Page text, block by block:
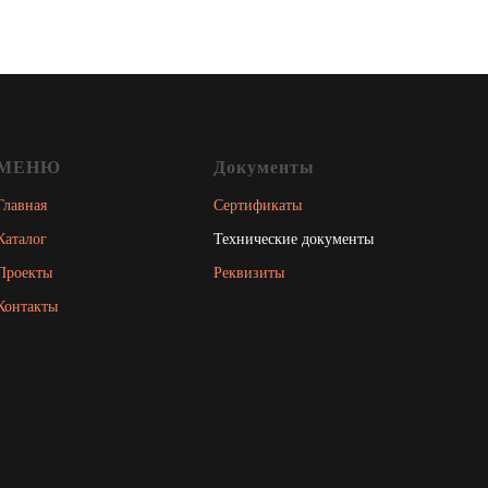
Документы
Сертификаты
Технические документы
Реквизиты